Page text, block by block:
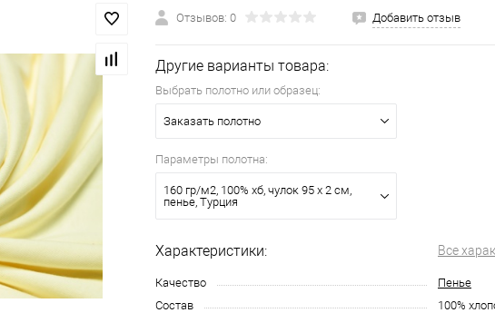
Отзывов: 0 Добавить отзыв
Другие варианты товара:
Выбрать полотно или образец:
Заказать полотно
Параметры полотна:
160 гр/м2, 100% хб, чулок 95 х 2 см,
пенье, Турция
Характеристики: Все
Качество
Пенье
Состав
100%